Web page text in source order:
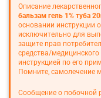
Описание
бальзам гель 1% туба
основании инструкции
исключительно для
защите прав
средства/
инструкцией по его
Помните, самолечение
Сообщение о побочной